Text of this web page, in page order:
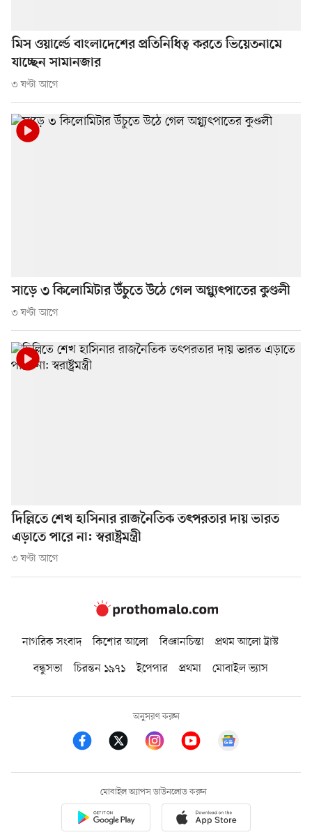
মিস ওয়ার্ল্ডে বাংলাদেশের প্রতিনিধিত্ব করতে ভিয়েতনামে
যাচ্ছেন সামানজার
৩ ঘণ্টা আগে
সাড়ে ৩ কিলোমিটার উঁচুতে উঠে গেল অগ্ন্যুৎপাতের কুণ্ডলী
৩ ঘণ্টা আগে
দিল্লিতে শেখ হাসিনার রাজনৈতিক তৎপরতার দায় ভারত
এড়াতে পারে না: স্বরাষ্ট্রমন্ত্রী
৩ ঘণ্টা আগে
নাগরিক সংবাদ কিশোর আলো বিজ্ঞানচিন্তা
প্রথম আলো ট্রাস্ট
বন্ধুসভা
চিরন্তন ১৯৭১ ইপেপার প্রথমা মোবাইল ভ্যাস
অনুসরণ করুন
মোবাইল অ্যাপস ডাউনলোড করুন